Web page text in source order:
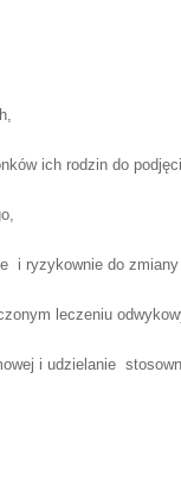
ich rodzin do
ryzykownie do zmiany
leczeniu
i udzielanie